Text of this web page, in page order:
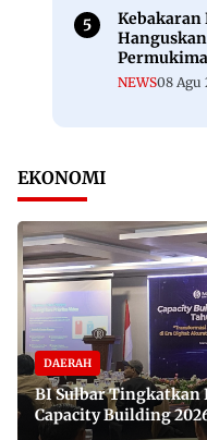
Kebakaran
NEWS08 Agu
EKONOMI
DAERAH
BI Sulbar Tingkatkan
Capacity Building